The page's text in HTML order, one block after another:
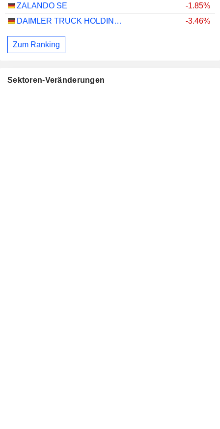
ZALANDO SE
-1.85%
DAIMLER TRUCK HOLDING AG
-3.46%
Zum Ranking
Sektoren-Veränderungen